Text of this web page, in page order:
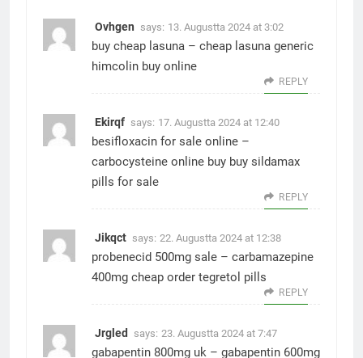
Ovhgen says: 13. Augustta 2024 at 3:02
buy cheap lasuna – cheap lasuna generic
himcolin buy online
REPLY
Ekirqf says: 17. Augustta 2024 at 12:40
besifloxacin for sale online –
carbocysteine online buy buy sildamax
pills for sale
REPLY
Jikqct says: 22. Augustta 2024 at 12:38
probenecid 500mg sale – carbamazepine
400mg cheap order tegretol pills
REPLY
Jrgled says: 23. Augustta 2024 at 7:47
gabapentin 800mg uk – gabapentin 600mg